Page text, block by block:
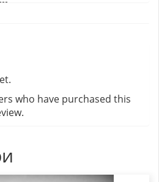
who have purchased this